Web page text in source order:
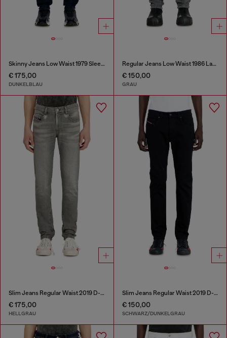
Skinny Jeans Low Waist 1979 Sleenker
€ 175,00
DUNKELBLAU
Regular Jeans Low Waist 1986 Larkee-Beex
€ 150,00
GRAU
Slim Jeans Regular Waist 2019 D-Strukt
€ 175,00
HELLGRAU
Slim Jeans Regular Waist 2019 D-Strukt
€ 150,00
SCHWARZ/DUNKELGRAU